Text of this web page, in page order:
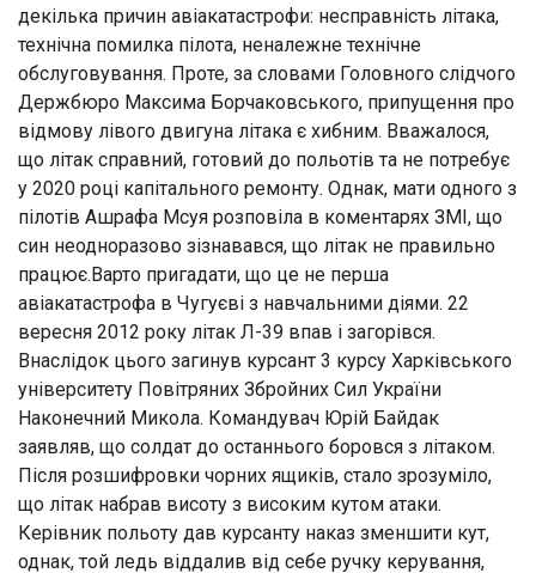
декілька причин авіакатастрофи: несправність літака,
технічна помилка пілота, неналежне технічне
обслуговування. Проте, за словами Головного слідчого
Держбюро Максима Борчаковського, припущення про
відмову лівого двигуна літака є хибним. Вважалося,
що літак справний, готовий до польотів та не потребує
у 2020 році капітального ремонту. Однак, мати одного з
пілотів Ашрафа Мсуя розповіла в коментарях ЗМІ, що
син неодноразово зізнавався, що літак не правильно
працює.Варто пригадати, що це не перша
авіакатастрофа в Чугуєві з навчальними діями. 22
вересня 2012 року літак Л-39 впав і загорівся.
Внаслідок цього загинув курсант 3 курсу Харківського
університету Повітряних Збройних Сил України
Наконечний Микола. Командувач Юрій Байдак
заявляв, що солдат до останнього боровся з літаком.
Після розшифровки чорних ящиків, стало зрозуміло,
що літак набрав висоту з високим кутом атаки.
Керівник польоту дав курсанту наказ зменшити кут,
однак, той ледь віддалив від себе ручку керування,